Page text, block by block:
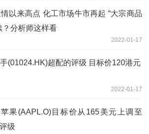
以来高点 化工市场牛市再起 “大宗商品
？分析师这样看
2022-01-17
(01024.HK)超配的评级 目标价120港元
2022-01-17
果(AAPL.O)目标价从165美元上调至
级